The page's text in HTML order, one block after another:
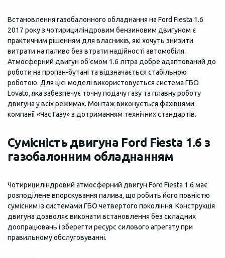
Встановлення газобалонного обладнання на Ford Fiesta 1.6
2017 року з чотирициліндровим бензиновим двигуном є
практичним рішенням для власників, які хочуть знизити
витрати на паливо без втрати надійності автомобіля.
Атмосферний двигун об’ємом 1.6 літра добре адаптований до
роботи на пропан-бутані та відзначається стабільною
роботою. Для цієї моделі використовується система ГБО
Lovato, яка забезпечує точну подачу газу та плавну роботу
двигуна у всіх режимах. Монтаж виконується фахівцями
компанії «Час Газу» з дотриманням технічних стандартів.
Сумісність двигуна Ford Fiesta 1.6 з
газобалонним обладнанням
Чотирициліндровий атмосферний двигун Ford Fiesta 1.6 має
розподілене впорскування палива, що робить його повністю
сумісним із системами ГБО четвертого покоління. Конструкція
двигуна дозволяє виконати встановлення без складних
доопрацювань і зберегти ресурс силового агрегату при
правильному обслуговуванні.